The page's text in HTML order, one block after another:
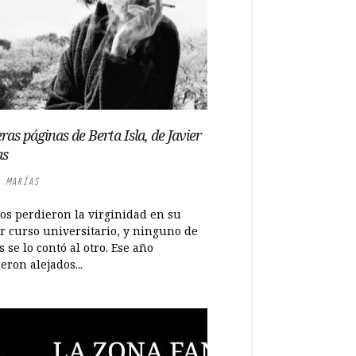
páginas de Berta Isla, de Javier
perdieron la virginidad en su
curso universitario, y ninguno de
se lo contó al otro. Ese año
alejados...